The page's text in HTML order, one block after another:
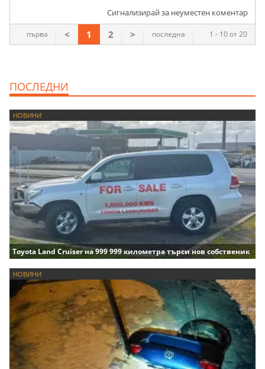
Сигнализирай за неуместен коментар
1 - 10 от 20
първа < 1 2 > последна
ПОСЛЕДНИ
НОВИНИ
Toyota Land Cruiser на 999 999 километра търси нов собственик
НОВИНИ